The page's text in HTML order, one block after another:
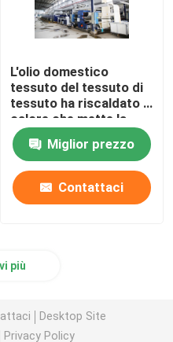
L'olio domestico
tessuto del tessuto di
tessuto ha riscaldato il
calore che mette la
macchina di finitura di
StenterMiglior prezzo
Contattaci
più
Desktop Site
Privacy Policy